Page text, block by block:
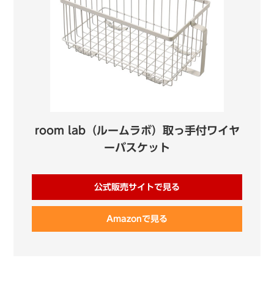
room lab（ルームラボ）取っ手付ワイヤ
ーバスケット
公式販売サイトで見る
Amazonで見る